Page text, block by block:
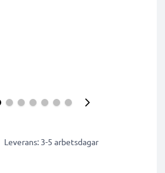
Leverans: 3-5 arbetsdagar